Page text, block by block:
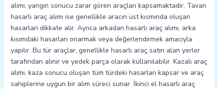
alımı, yangın sonucu zarar gören araçları kapsamaktadır. Tavan
hasarlı araç alımı ise genellikle aracın üst kısmında oluşan
hasarları dikkate alır. Ayrıca arkadan hasarlı araç alımı, arka
kısımdaki hasarları onarmak veya değerlendirmek amacıyla
yapılır. Bu tür araçlar, genellikle hasarlı araç satın alan yerler
tarafından alınır ve yedek parça olarak kullanılabilir. Kazalı araç
alımı, kaza sonucu oluşan tüm türdeki hasarları kapsar ve araç
sahiplerine uygun bir alım süreci sunar. İkinci el hasarlı araç